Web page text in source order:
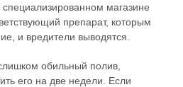
специализированном магазине
препарат, которым
и вредители выводятся.
обильный полив,
его на две недели. Если